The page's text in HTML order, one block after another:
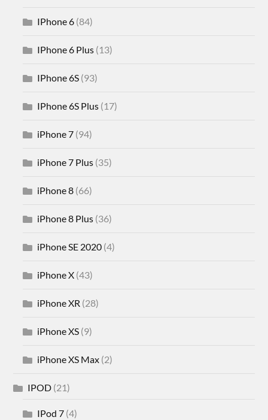
IPhone 6 (84)
IPhone 6 Plus (13)
IPhone 6S (93)
IPhone 6S Plus (17)
iPhone 7 (94)
iPhone 7 Plus (35)
iPhone 8 (66)
iPhone 8 Plus (36)
iPhone SE 2020 (4)
iPhone X (43)
iPhone XR (28)
iPhone XS (9)
iPhone XS Max (2)
IPOD (21)
IPod 7 (4)